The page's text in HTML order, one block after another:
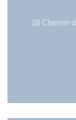
28 Chemin